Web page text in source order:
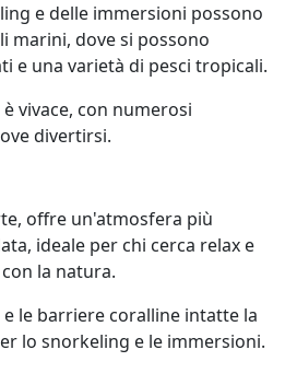
e delle immersioni possono
marini, dove si possono
e una varietà di pesci tropicali.
vivace, con numerosi
divertirsi.
offre un'atmosfera più
ideale per chi cerca relax e
la natura.
le barriere coralline intatte la
lo snorkeling e le immersioni.